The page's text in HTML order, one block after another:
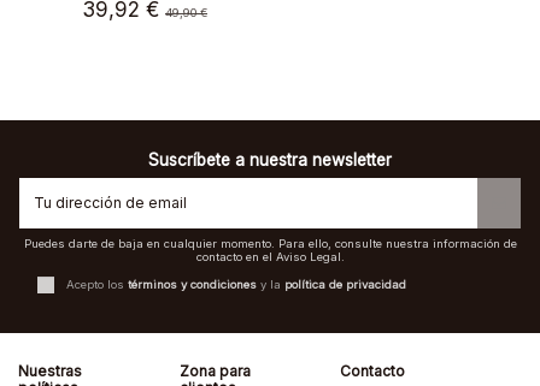
39,92 € 49,90 €
Suscríbete a nuestra newsletter
Puedes darte de baja en cualquier momento. Para ello, consulte nuestra información de
contacto en el Aviso Legal.
Acepto los términos y condiciones y la política de privacidad
Nuestras
Zona para
Contacto